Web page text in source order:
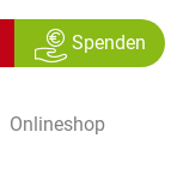
Spenden
Onlineshop